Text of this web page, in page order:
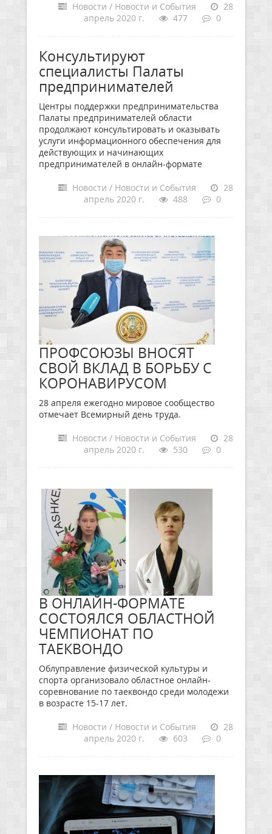
Новости / Новости и События
28
апрель 2020 г.
477 0
Консультируют
специалисты Палаты
предпринимателей
Центры поддержки предпринимательства
Палаты предпринимателей области
продолжают консультировать и оказывать
услуги информационного обеспечения для
действующих и начинающих
предпринимателей в онлайн-формате
Новости / Новости и События
28
апрель 2020 г.
488 0
ПРОФСОЮЗЫ ВНОСЯТ
СВОЙ ВКЛАД В БОРЬБУ С
КОРОНАВИРУСОМ
28 апреля ежегодно мировое сообщество
отмечает Всемирный день труда.
Новости / Новости и События
28
апрель 2020 г.
530 0
В ОНЛАЙН-ФОРМАТЕ
СОСТОЯЛСЯ ОБЛАСТНОЙ
ЧЕМПИОНАТ ПО
ТАЕКВОНДО
Облуправление физической культуры и
спорта организовало областное онлайн-
соревнование по таеквондо среди молодежи
в возрасте 15-17 лет.
Новости / Новости и События
28
апрель 2020 г.
603 0